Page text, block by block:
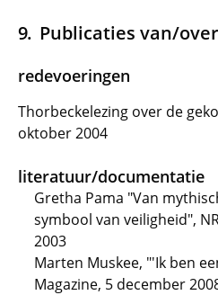
Publicaties van/over
redevoeringen
Thorbeckelezing over de
oktober 2004
literatuur/documentatie
Gretha Pama "Van
symbool van veiligheid",
2003
Marten Muskee, "'Ik ben
Magazine, 5 december